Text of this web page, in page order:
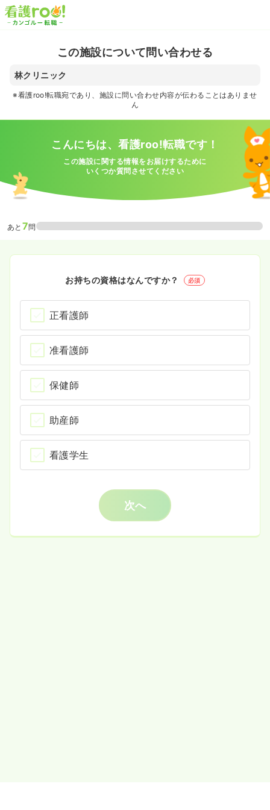
この施設について問い合わせる
林クリニック
※看護roo!転職宛であり、施設に問い合わせ内容が伝わることはありませ
ん
こんにちは、看護roo!転職です！
この施設に関する情報をお届けするために
いくつか質問させてください
あと 7問
お持ちの資格はなんですか？ 必須
正看護師
准看護師
保健師
助産師
看護学生
次へ